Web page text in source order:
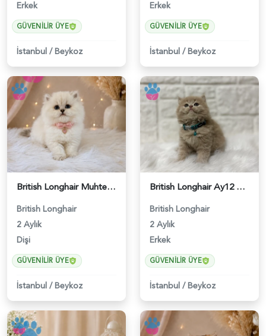
Erkek
GÜVENILIR ÜYE
İstanbul /Beykoz
Erkek
GÜVENILIR ÜYE
İstanbul /Beykoz
British Longhair Muhteşem Güzellikte Yavrumuz - 4525
British Longhair
2 Aylık
Dişi
GÜVENILIR ÜYE
İstanbul /Beykoz
British Longhair Ay12 Erkek Pamuk Oğlumuz - 5293
British Longhair
2 Aylık
Erkek
GÜVENILIR ÜYE
İstanbul /Beykoz